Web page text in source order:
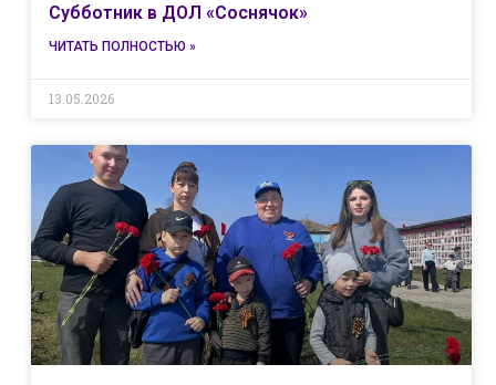
Субботник в ДОЛ «Соснячок»
ЧИТАТЬ ПОЛНОСТЬЮ »
13.05.2026